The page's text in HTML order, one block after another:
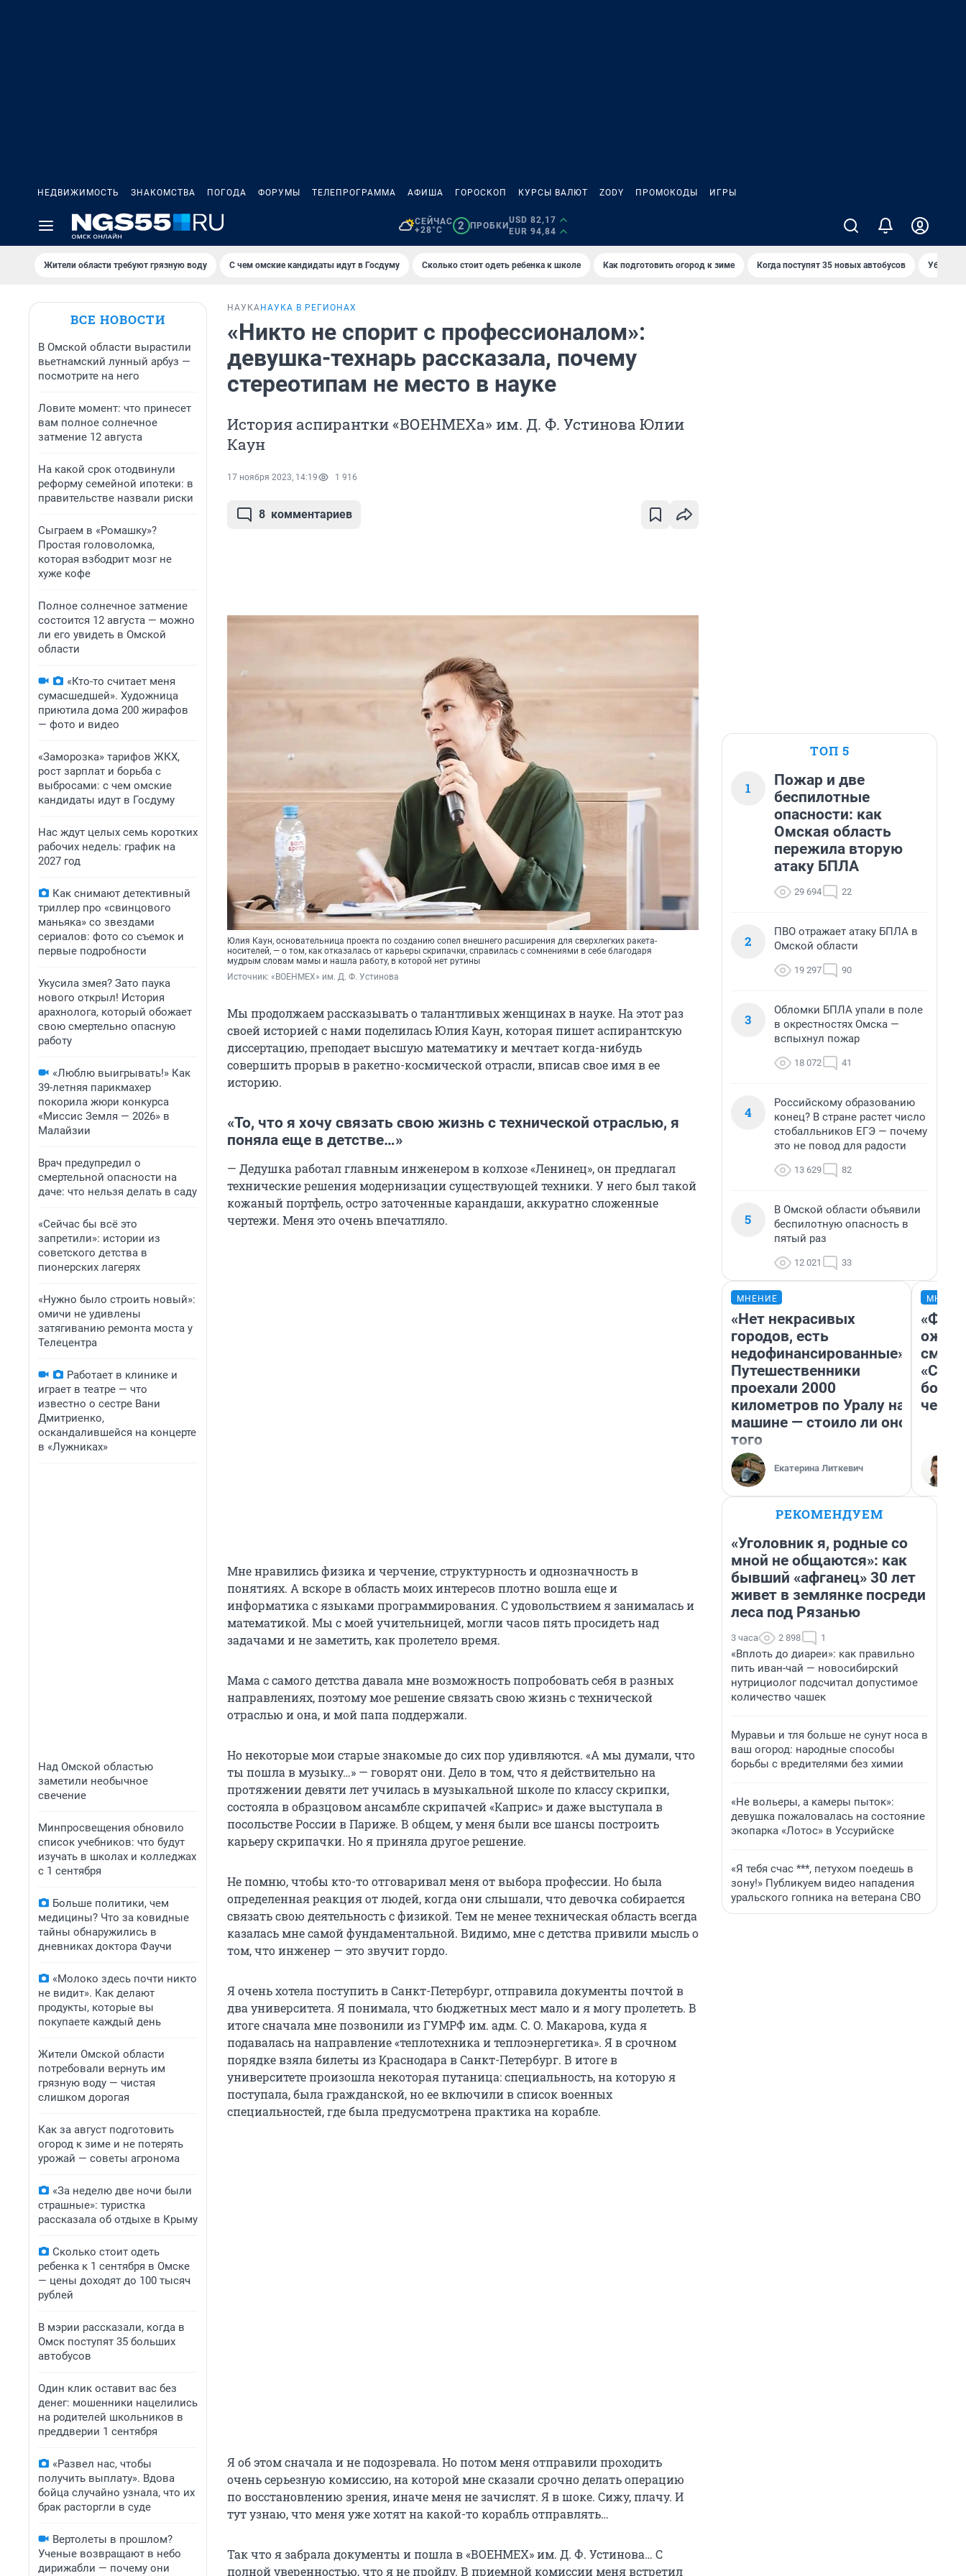
НЕДВИЖИМОСТЬ ЗНАКОМСТВА ПОГОДА ФОРУМЫ ТЕЛЕПРОГРАММА АФИША ГОРОСКОП КУРСЫ ВАЛЮТ ZODY ПРОМОКОДЫ ИГРЫ
СЕЙЧАС
+28°C
2 ПРОБКИ
USD 82,17
EUR 94,84
Жители области требуют грязную воду С чем омские кандидаты идут в Госдуму Сколько стоит одеть ребенка к школе Как подготовить огород к зиме Когда поступят 35 новых автобусов Убийца
ВСЕ НОВОСТИ
В Омской области вырастили
вьетнамский лунный арбуз —
посмотрите на него
Ловите момент: что принесет
вам полное солнечное
затмение 12 августа
На какой срок отодвинули
реформу семейной ипотеки: в
правительстве назвали риски
Сыграем в «Ромашку»?
Простая головоломка,
которая взбодрит мозг не
хуже кофе
Полное солнечное затмение
состоится 12 августа — можно
ли его увидеть в Омской
области
«Кто-то считает меня
сумасшедшей». Художница
приютила дома 200 жирафов
— фото и видео
«Заморозка» тарифов ЖКХ,
рост зарплат и борьба с
выбросами: с чем омские
кандидаты идут в Госдуму
Нас ждут целых семь коротких
рабочих недель: график на
2027 год
Как снимают детективный
триллер про «свинцового
маньяка» со звездами
сериалов: фото со съемок и
первые подробности
Укусила змея? Зато паука
нового открыл! История
арахнолога, который обожает
свою смертельно опасную
работу
«Люблю выигрывать!» Как
39-летняя парикмахер
покорила жюри конкурса
«Миссис Земля — 2026» в
Малайзии
Врач предупредил о
смертельной опасности на
даче: что нельзя делать в саду
«Сейчас бы всё это
запретили»: истории из
советского детства в
пионерских лагерях
«Нужно было строить новый»:
омичи не удивлены
затягиванию ремонта моста у
Телецентра
Работает в клинике и
играет в театре — что
известно о сестре Вани
Дмитриенко,
оскандалившейся на концерте
в «Лужниках»
Над Омской областью
заметили необычное
свечение
Минпросвещения обновило
список учебников: что будут
изучать в школах и колледжах
с 1 сентября
Больше политики, чем
медицины? Что за ковидные
тайны обнаружились в
дневниках доктора Фаучи
«Молоко здесь почти никто
не видит». Как делают
продукты, которые вы
покупаете каждый день
Жители Омской области
потребовали вернуть им
грязную воду — чистая
слишком дорогая
Как за август подготовить
огород к зиме и не потерять
урожай — советы агронома
«За неделю две ночи были
страшные»: туристка
рассказала об отдыхе в Крыму
Сколько стоит одеть
ребенка к 1 сентября в Омске
— цены доходят до 100 тысяч
рублей
В мэрии рассказали, когда в
Омск поступят 35 больших
автобусов
Один клик оставит вас без
денег: мошенники нацелились
на родителей школьников в
преддверии 1 сентября
«Развел нас, чтобы
получить выплату». Вдова
бойца случайно узнала, что их
брак расторгли в суде
Вертолеты в прошлом?
Ученые возвращают в небо
дирижабли — почему они
НАУКА НАУКА В РЕГИОНАХ
«Никто не спорит с профессионалом»:
девушка-технарь рассказала, почему
стереотипам не место в науке
История аспирантки «ВОЕНМЕХа» им. Д. Ф. Устинова Юлии
Каун
17 ноября 2023, 14:19 1 916
8 комментариев
Юлия Каун, основательница проекта по созданию сопел внешнего расширения для сверхлегких ракета-
носителей, — о том, как отказалась от карьеры скрипачки, справилась с сомнениями в себе благодаря
мудрым словам мамы и нашла работу, в которой нет рутины
Источник: «ВОЕНМЕХ» им. Д. Ф. Устинова
Мы продолжаем рассказывать о талантливых женщинах в науке. На этот раз
своей историей с нами поделилась Юлия Каун, которая пишет аспирантскую
диссертацию, преподает высшую математику и мечтает когда-нибудь
совершить прорыв в ракетно-космической отрасли, вписав свое имя в ее
историю.
«То, что я хочу связать свою жизнь с технической отраслью, я
поняла еще в детстве…»
— Дедушка работал главным инженером в колхозе «Ленинец», он предлагал
технические решения модернизации существующей техники. У него был такой
кожаный портфель, остро заточенные карандаши, аккуратно сложенные
чертежи. Меня это очень впечатляло.
Мне нравились физика и черчение, структурность и однозначность в
понятиях. А вскоре в область моих интересов плотно вошла еще и
информатика с языками программирования. С удовольствием я занималась и
математикой. Мы с моей учительницей, могли часов пять просидеть над
задачами и не заметить, как пролетело время.
Мама с самого детства давала мне возможность попробовать себя в разных
направлениях, поэтому мое решение связать свою жизнь с технической
отраслью и она, и мой папа поддержали.
Но некоторые мои старые знакомые до сих пор удивляются. «А мы думали, что
ты пошла в музыку…» — говорят они. Дело в том, что я действительно на
протяжении девяти лет училась в музыкальной школе по классу скрипки,
состояла в образцовом ансамбле скрипачей «Каприс» и даже выступала в
посольстве России в Париже. В общем, у меня были все шансы построить
карьеру скрипачки. Но я приняла другое решение.
Не помню, чтобы кто-то отговаривал меня от выбора профессии. Но была
определенная реакция от людей, когда они слышали, что девочка собирается
связать свою деятельность с физикой. Тем не менее техническая область всегда
казалась мне самой фундаментальной. Видимо, мне с детства привили мысль о
том, что инженер — это звучит гордо.
Я очень хотела поступить в Санкт-Петербург, отправила документы почтой в
два университета. Я понимала, что бюджетных мест мало и я могу пролететь. В
итоге сначала мне позвонили из ГУМРФ им. адм. С. О. Макарова, куда я
подавалась на направление «теплотехника и теплоэнергетика». Я в срочном
порядке взяла билеты из Краснодара в Санкт-Петербург. В итоге в
университете произошла некоторая путаница: специальность, на которую я
поступала, была гражданской, но ее включили в список военных
специальностей, где была предусмотрена практика на корабле.
Я об этом сначала и не подозревала. Но потом меня отправили проходить
очень серьезную комиссию, на которой мне сказали срочно делать операцию
по восстановлению зрения, иначе меня не зачислят. Я в шоке. Сижу, плачу. И
тут узнаю, что меня уже хотят на какой-то корабль отправлять…
Так что я забрала документы и пошла в «ВОЕНМЕХ» им. Д. Ф. Устинова… С
полной уверенностью, что я не пройду. В приемной комиссии меня встретил
ТОП 5
1
Пожар и две
беспилотные
опасности: как
Омская область
пережила вторую
атаку БПЛА
29 694 22
2
ПВО отражает атаку БПЛА в
Омской области
19 297 90
3
Обломки БПЛА упали в поле
в окрестностях Омска —
вспыхнул пожар
18 072 41
4
Российскому образованию
конец? В стране растет число
стобалльников ЕГЭ — почему
это не повод для радости
13 629 82
5
В Омской области объявили
беспилотную опасность в
пятый раз
12 021 33
МНЕНИЕ
«Нет некрасивых
городов, есть
недофинансированные».
Путешественники
проехали 2000
километров по Уралу на
машине — стоило ли оно
того
Екатерина Литкевич
РЕКОМЕНДУЕМ
«Уголовник я, родные со
мной не общаются»: как
бывший «афганец» 30 лет
живет в землянке посреди
леса под Рязанью
3 часа 2 898 1
«Вплоть до диареи»: как правильно
пить иван-чай — новосибирский
нутрициолог подсчитал допустимое
количество чашек
Муравьи и тля больше не сунут носа в
ваш огород: народные способы
борьбы с вредителями без химии
«Не вольеры, а камеры пыток»:
девушка пожаловалась на состояние
экопарка «Лотос» в Уссурийске
«Я тебя счас ***, петухом поедешь в
зону!» Публикуем видео нападения
уральского гопника на ветерана СВО